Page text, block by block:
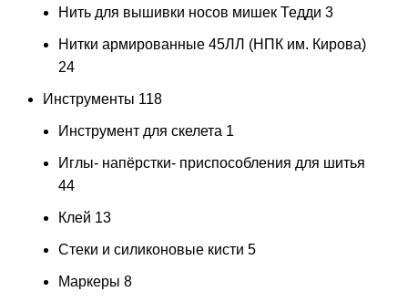
Нить для вышивки носов мишек Тедди 3
Нитки армированные 45ЛЛ (НПК им. Кирова)
24
Инструменты 118
Инструмент для скелета 1
Иглы- напёрстки- приспособления для шитья
44
Клей 13
Стеки и силиконовые кисти 5
Маркеры 8